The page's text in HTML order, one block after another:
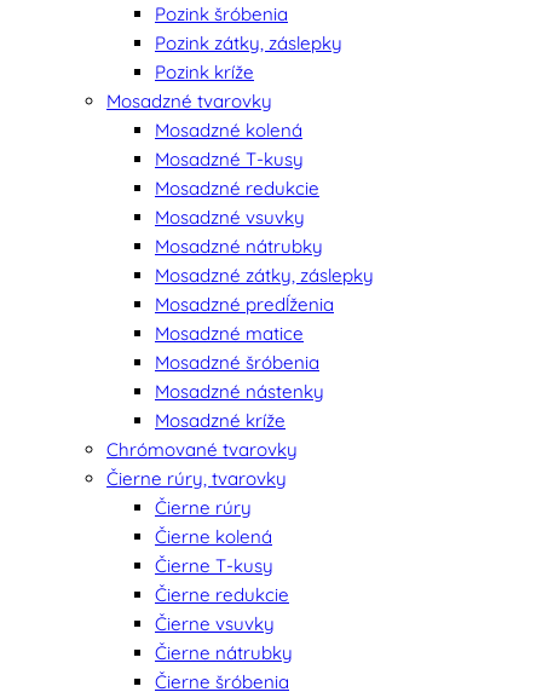
Pozink šróbenia
Pozink zátky, záslepky
Pozink kríže
Mosadzné tvarovky
Mosadzné kolená
Mosadzné T-kusy
Mosadzné redukcie
Mosadzné vsuvky
Mosadzné nátrubky
Mosadzné zátky, záslepky
Mosadzné predĺženia
Mosadzné matice
Mosadzné šróbenia
Mosadzné nástenky
Mosadzné kríže
Chrómované tvarovky
Čierne rúry, tvarovky
Čierne rúry
Čierne kolená
Čierne T-kusy
Čierne redukcie
Čierne vsuvky
Čierne nátrubky
Čierne šróbenia